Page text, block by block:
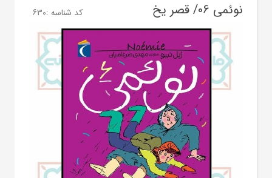
نوئمی 06/ قصر یخ کد شناسه :630